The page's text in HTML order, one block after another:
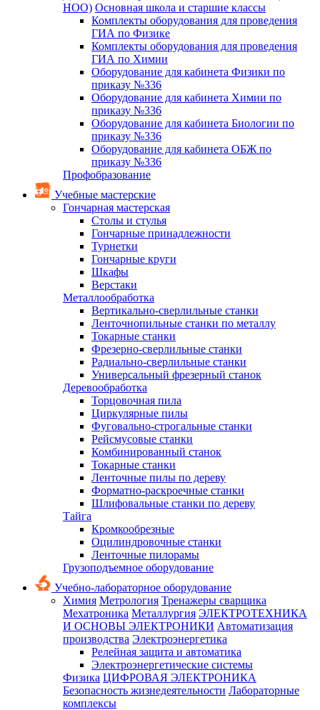
НОО) Основная школа и старшие классы
Комплекты оборудования для проведения
ГИА по Физике
Комплекты оборудования для проведения
ГИА по Химии
Оборудование для кабинета Физики по
приказу №336
Оборудование для кабинета Химии по
приказу №336
Оборудование для кабинета Биологии по
приказу №336
Оборудование для кабинета ОБЖ по
приказу №336
Профобразование
Учебные мастерские
Гончарная мастерская
Столы и стулья
Гончарные принадлежности
Турнетки
Гончарные круги
Шкафы
Верстаки
Металлообработка
Вертикально-сверлильные станки
Ленточнопильные станки по металлу
Токарные станки
Фрезерно-сверлильные станки
Радиально-сверлильные станки
Универсальный фрезерный станок
Деревообработка
Торцовочная пила
Циркулярные пилы
Фуговально-строгальные станки
Рейсмусовые станки
Комбинированный станок
Токарные станки
Ленточные пилы по дереву
Форматно-раскроечные станки
Шлифовальные станки по дереву
Тайга
Кромкообрезные
Оцилиндровочные станки
Ленточные пилорамы
Грузоподъемное оборудование
Учебно-лабораторное оборудование
Химия Метрология Тренажеры сварщика
Мехатроника Металлургия ЭЛЕКТРОТЕХНИКА
И ОСНОВЫ ЭЛЕКТРОНИКИ Автоматизация
производства Электроэнергетика
Релейная защита и автоматика
Электроэнергетические системы
Физика ЦИФРОВАЯ ЭЛЕКТРОНИКА
Безопасность жизнедеятельности Лабораторные
комплексы